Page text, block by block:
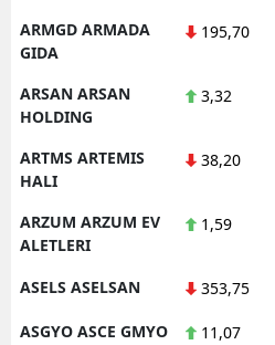
ARMGD ARMADA
GIDA
195,70
ARSAN ARSAN
HOLDING
3,32
ARTMS ARTEMIS
HALI
38,20
ARZUM ARZUM EV
ALETLERI
1,59
ASELS ASELSAN 353,75
ASGYO ASCE GMYO 11,07